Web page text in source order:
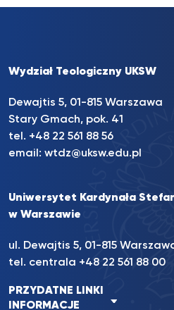
Wydział Teologiczny UKSW
Dewajtis 5, 01-815 Warszawa
Stary Gmach, pok. 41
tel. +48 22 561 88 56
email: wtdz@uksw.edu.pl
Uniwersytet Kardynała
w Warszawie
ul. Dewajtis 5, 01-815
tel. centrala +48 22 561 88 00
PRZYDATNE LINKI
INFORMACJE